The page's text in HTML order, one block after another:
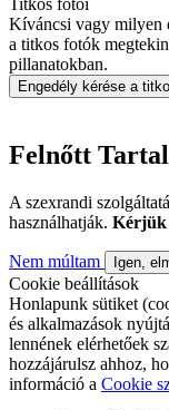
Titkos fotói
Kíváncsi vagy milyen
a titkos fotók
pillanatokban.
Engedély kérése a
Felnőtt
A szexrandi
használhatják. Kérjük
Nem múltam Igen,
Cookie beállítások
Honlapunk sütiket
és alkalmazások
lennének elérhetőek
hozzájárulsz ahhoz,
információ a Cookie